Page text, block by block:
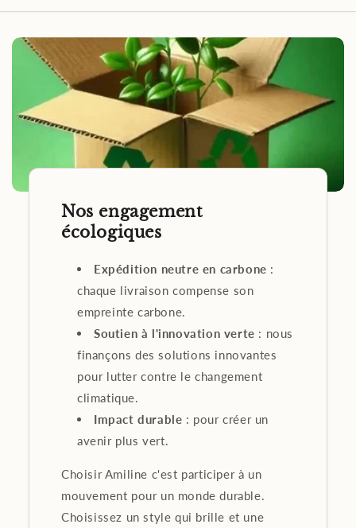
Nos engagement
écologiques
Expédition neutre en carbone :
chaque livraison compense son
empreinte carbone.
Soutien à l'innovation verte : nous
finançons des solutions innovantes
pour lutter contre le changement
climatique.
Impact durable : pour créer un
avenir plus vert.
Choisir Amiline c'est participer à un
mouvement pour un monde durable.
Choisissez un style qui brille et une